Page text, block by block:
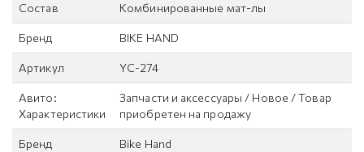
Состав Комбинированные мат-лы
Бренд BIKE HAND
Артикул YC-274
Авито:
Характеристики
Запчасти и аксессуары / Новое / Товар
приобретен на продажу
Бренд Bike Hand